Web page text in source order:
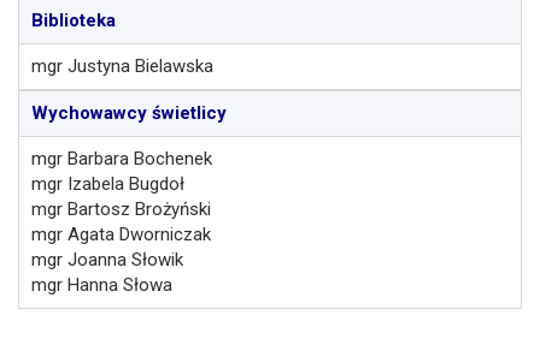
Biblioteka
mgr Justyna Bielawska
Wychowawcy świetlicy
mgr Barbara Bochenek
mgr Izabela Bugdoł
mgr Bartosz Brożyński
mgr Agata Dworniczak
mgr Joanna Słowik
mgr Hanna Słowa